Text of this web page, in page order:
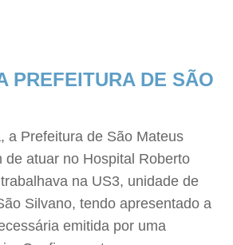
PREFEITURA DE SÃO
a Prefeitura de São Mateus
de atuar no Hospital Roberto
na US3, unidade de
Silvano, tendo apresentado a
emitida por uma